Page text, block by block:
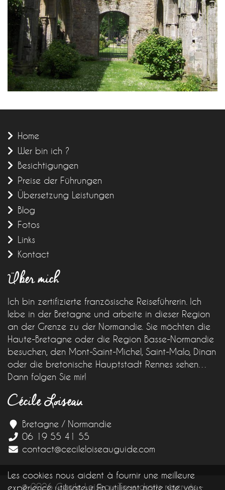
Les cookies nous aident à fournir une meilleure
expérience utilisateur. En utilisant notre site, vous
Home
Wer bin ich ?
Besichtigungen
Preise der Führungen
Übersetzung Leistungen
Blog
Fotos
Links
Kontact
Über mich
Ich bin zertifizierte französische Reiseführerin. Ich
lebe in der Bretagne und arbeite in dieser Region
an der Grenze zu der Normandie. Sie möchten die
Haute-Bretagne oder die Region Basse-Normandie
besuchen, den Mont-Saint-Michel, Saint-Malo, Dinan
oder die bretonische Hauptstadt Rennes sehen…
Dann folgen Sie mir!
Cécile Loiseau
Bretagne / Normandie
06 19 55 41 55
contact@cecileloiseauguide.com
© 2026 Cécile Loiseau Tous droits réservés -